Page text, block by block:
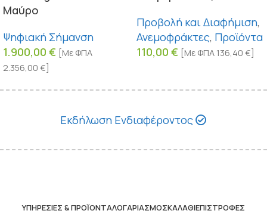
Μαύρο
Ψηφιακή Σήμανση
1.900,00 € [Με ΦΠΑ
2.356,00 €]
Προβολή και Διαφήμιση,
Ανεμοφράκτες, Προϊόντα
110,00 € [Με ΦΠΑ 136,40 €]
Εκδήλωση Ενδιαφέροντος
ΥΠΗΡΕΣΊΕΣ & ΠΡΟΪΌΝΤΑΛΟΓΑΡΙΑΣΜΌΣΚΑΛΆΘΙΕΠΙΣΤΡΟΦΈΣ